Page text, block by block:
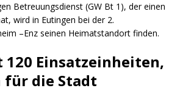
Betreuungsdienst (GW Bt 1), der einen
wird in Eutingen bei der 2.
–Enz seinen Heimatstandort finden.
120 Einsatzeinheiten,
für die Stadt